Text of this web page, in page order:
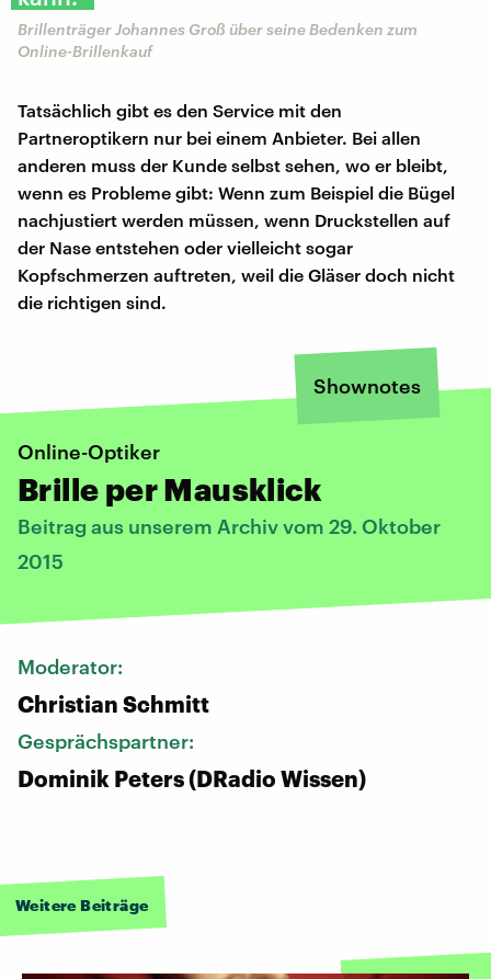
Brillenträger Johannes Groß über seine Bedenken zum
Online-Brillenkauf
Tatsächlich gibt es den Service mit den
Partneroptikern nur bei einem Anbieter. Bei allen
anderen muss der Kunde selbst sehen, wo er bleibt,
wenn es Probleme gibt: Wenn zum Beispiel die Bügel
nachjustiert werden müssen, wenn Druckstellen auf
der Nase entstehen oder vielleicht sogar
Kopfschmerzen auftreten, weil die Gläser doch nicht
die richtigen sind.
Shownotes
Online-Optiker
Brille per Mausklick
Beitrag aus unserem Archiv vom 29. Oktober
2015
Moderator:
Christian Schmitt
Gesprächspartner:
Dominik Peters (DRadio Wissen)
Weitere Beiträge